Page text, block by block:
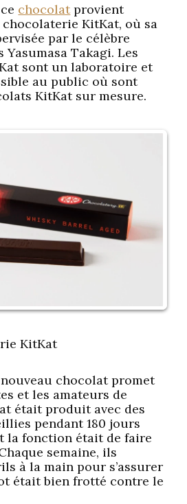
chocolatprovient
KitKat, où sa
par le célèbre
Takagi. Les
sont un laboratoire et
au public où sont
KitKat sur mesure.
KitKat
chocolat promet
et les amateurs de
était produit avec des
pendant 180 jours
la fonction était de faire
semaine, ils
à la main pour s’assurer
était bien frotté contre le